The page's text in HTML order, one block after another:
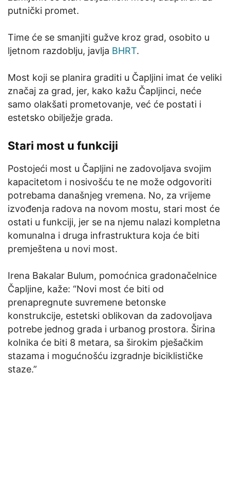
putnički promet.
Time će se smanjiti gužve kroz grad, osobito u
ljetnom razdoblju, javlja BHRT.
Most koji se planira graditi u Čapljini imat će veliki
značaj za grad, jer, kako kažu Čapljinci, neće
samo olakšati prometovanje, već će postati i
estetsko obilježje grada.
Stari most u funkciji
Postojeći most u Čapljini ne zadovoljava svojim
kapacitetom i nosivošću te ne može odgovoriti
potrebama današnjeg vremena. No, za vrijeme
izvođenja radova na novom mostu, stari most će
ostati u funkciji, jer se na njemu nalazi kompletna
komunalna i druga infrastruktura koja će biti
premještena u novi most.
Irena Bakalar Bulum, pomoćnica gradonačelnice
Čapljine, kaže: “Novi most će biti od
prenapregnute suvremene betonske
konstrukcije, estetski oblikovan da zadovoljava
potrebe jednog grada i urbanog prostora. Širina
kolnika će biti 8 metara, sa širokim pješačkim
stazama i mogućnošću izgradnje biciklističke
staze.”